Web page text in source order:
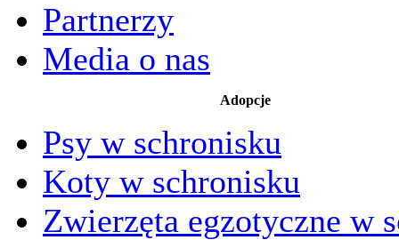
Partnerzy
Media o nas
Adopcje
Psy w schronisku
Koty w schronisku
Zwierzęta egzotyczne w